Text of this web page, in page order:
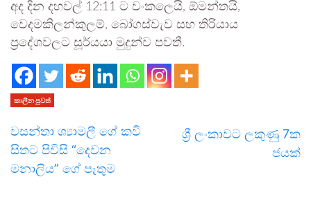
අද දින දහවල් 12:11 ට වංකලෙයි, ඕමන්තයි,
වෙදමකිලන්කුලම්, බෝගස්වැව සහ තිරියාය
ප්‍රදේශවලට සූර්යයා මුදුන්ව පවතී.
කාලීන පුවත්
වසන්තා ශ්‍යාමලී ගේ කවි
සිතට පිවිසි “දෙවන
මනාලිය” ගේ පැතුම
ශ්‍රී ලංකාවට ලකුණු 7ක
ජයක්